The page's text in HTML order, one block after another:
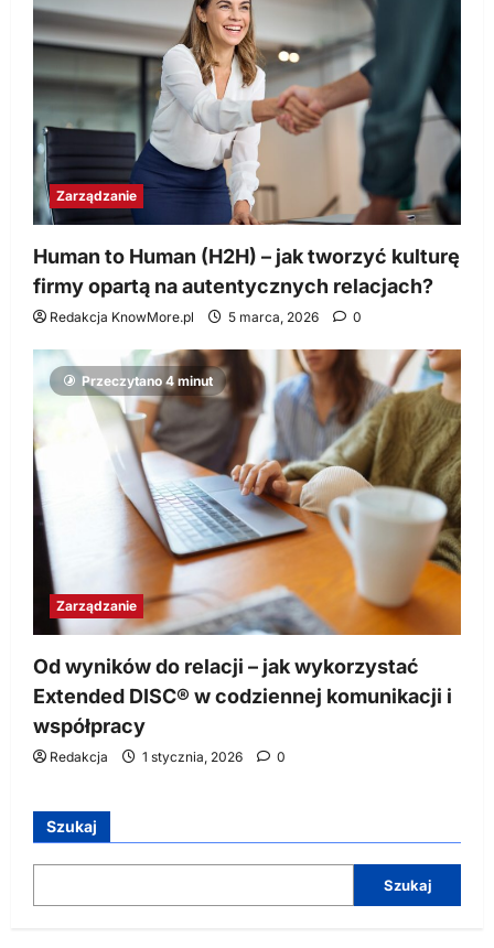
Zarządzanie
Human to Human (H2H) – jak tworzyć kulturę
firmy opartą na autentycznych relacjach?
Redakcja KnowMore.pl 5 marca, 2026 0
Przeczytano 4 minut
Zarządzanie
Od wyników do relacji – jak wykorzystać
Extended DISC® w codziennej komunikacji i
współpracy
Redakcja 1 stycznia, 2026 0
Szukaj
Szukaj